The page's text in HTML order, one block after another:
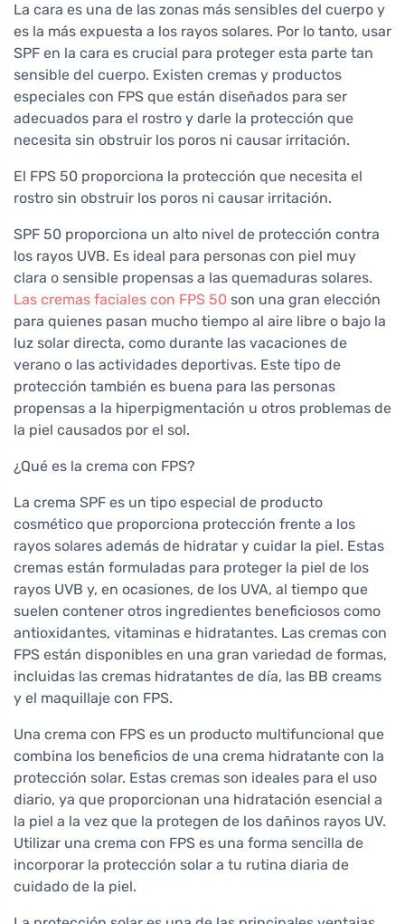
La cara es una de las zonas más sensibles del cuerpo y
es la más expuesta a los rayos solares. Por lo tanto, usar
SPF en la cara es crucial para proteger esta parte tan
sensible del cuerpo. Existen cremas y productos
especiales con FPS que están diseñados para ser
adecuados para el rostro y darle la protección que
necesita sin obstruir los poros ni causar irritación.
El FPS 50 proporciona la protección que necesita el
rostro sin obstruir los poros ni causar irritación.
SPF 50 proporciona un alto nivel de protección contra
los rayos UVB. Es ideal para personas con piel muy
clara o sensible propensas a las quemaduras solares.
Las cremas faciales con FPS 50 son una gran elección
para quienes pasan mucho tiempo al aire libre o bajo la
luz solar directa, como durante las vacaciones de
verano o las actividades deportivas. Este tipo de
protección también es buena para las personas
propensas a la hiperpigmentación u otros problemas de
la piel causados por el sol.
¿Qué es la crema con FPS?
La crema SPF es un tipo especial de producto
cosmético que proporciona protección frente a los
rayos solares además de hidratar y cuidar la piel. Estas
cremas están formuladas para proteger la piel de los
rayos UVB y, en ocasiones, de los UVA, al tiempo que
suelen contener otros ingredientes beneficiosos como
antioxidantes, vitaminas e hidratantes. Las cremas con
FPS están disponibles en una gran variedad de formas,
incluidas las cremas hidratantes de día, las BB creams
y el maquillaje con FPS.
Una crema con FPS es un producto multifuncional que
combina los beneficios de una crema hidratante con la
protección solar. Estas cremas son ideales para el uso
diario, ya que proporcionan una hidratación esencial a
la piel a la vez que la protegen de los dañinos rayos UV.
Utilizar una crema con FPS es una forma sencilla de
incorporar la protección solar a tu rutina diaria de
cuidado de la piel.